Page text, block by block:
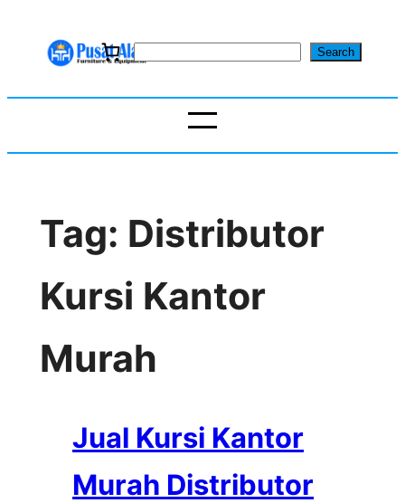
S
r
Search
Tag: Distributor
Kursi Kantor
Murah
Jual Kursi Kantor
Murah Distributor